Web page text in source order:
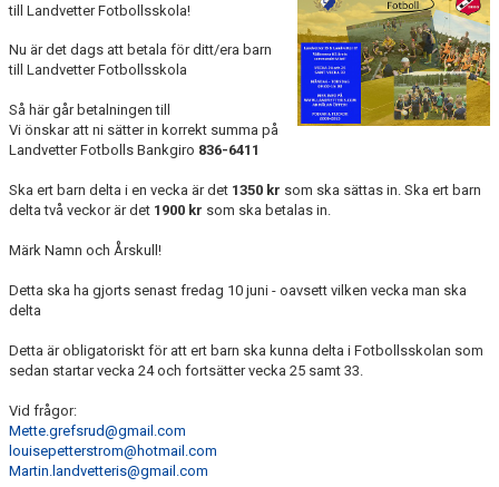
SPELARE
LEDARE
POLICYDOKUMENT
EVENEMANG
KONTAKT
FOTBOLLSSKOLA 2026
till Landvetter Fotbollsskola!
Nu är det dags att betala för ditt/era barn
till Landvetter Fotbollsskola
Så här går betalningen till
Vi önskar att ni sätter in korrekt summa på
Landvetter Fotbolls Bankgiro 836-6411
Ska ert barn delta i en vecka är det 1350 kr som ska sättas in. Ska ert barn
delta två veckor är det 1900 kr som ska betalas in.
Märk Namn och Årskull!
Detta ska ha gjorts senast fredag 10 juni - oavsett vilken vecka man ska
delta
Detta är obligatoriskt för att ert barn ska kunna delta i Fotbollsskolan som
sedan startar vecka 24 och fortsätter vecka 25 samt 33.
Vid frågor:
Mette.grefsrud@gmail.com
louisepetterstrom@hotmail.com
Martin.landvetteris@gmail.com